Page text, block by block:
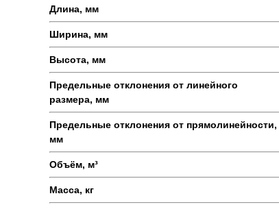
Длина, мм
Ширина, мм
Высота, мм
Предельные отклонения от линейного
размера, мм
Предельные отклонения от прямолинейности,
мм
Объём, м³
Масса, кг